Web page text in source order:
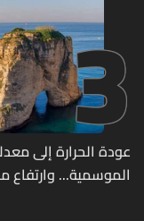
3
عودة الحرارة إلى
الموسمية... وارتفاع